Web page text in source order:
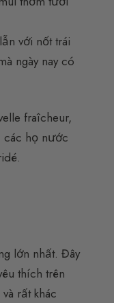
với nốt trái
ngày nay có
fraîcheur,
các họ nước
lớn nhất. Đây
thích trên
rất khác